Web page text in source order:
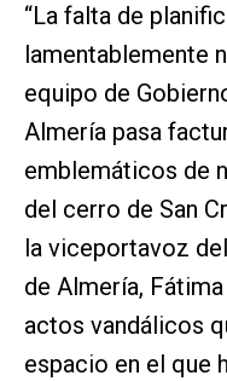
“La falta de
lamentablemente
equipo de
Almería pasa
emblemáticos de
del cerro de San
la viceportavoz
de Almería,
actos vandálicos
espacio en el que